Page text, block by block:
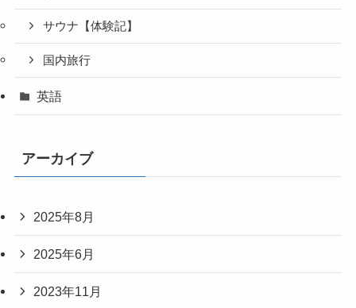
サウナ【体験記】
国内旅行
英語
アーカイブ
2025年8月
2025年6月
2023年11月